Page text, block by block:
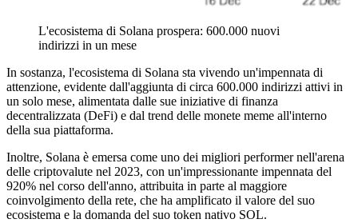
L'ecosistema di Solana prospera: 600.000 nuovi
indirizzi in un mese
In sostanza, l'ecosistema di Solana sta vivendo un'impennata di
attenzione, evidente dall'aggiunta di circa 600.000 indirizzi attivi in
un solo mese, alimentata dalle sue iniziative di finanza
decentralizzata (DeFi) e dal trend delle monete meme all'interno
della sua piattaforma.
Inoltre, Solana è emersa come uno dei migliori performer nell'arena
delle criptovalute nel 2023, con un'impressionante impennata del
920% nel corso dell'anno, attribuita in parte al maggiore
coinvolgimento della rete, che ha amplificato il valore del suo
ecosistema e la domanda del suo token nativo SOL.